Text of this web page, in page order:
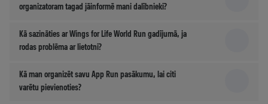
organizatoram tagad jāinformē mani dalībnieki?
Kā sazināties ar Wings for Life World Run gadījumā, ja
rodas problēma ar lietotni?
Kā man organizēt savu App Run pasākumu, lai citi
varētu pievienoties?